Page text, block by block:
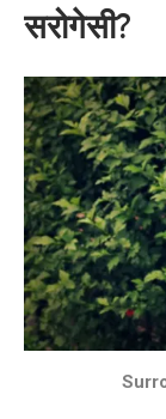
सरोगेसी?